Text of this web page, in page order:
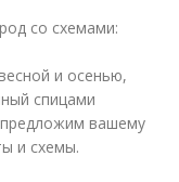
со схемами:
и осенью,
спицами
вашему
и схемы.